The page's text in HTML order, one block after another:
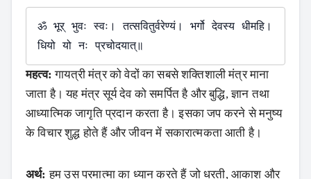
ॐ भूर् भुवः स्वः। तत्सवितुर्वरेण्यं। भर्गो देवस्य धीमहि।
महत्व: गायत्री मंत्र को वेदों का सबसे शक्तिशाली मंत्र माना
जाता है। यह मंत्र सूर्य देव को समर्पित है और बुद्धि, ज्ञान तथा
आध्यात्मिक जागृति प्रदान करता है। इसका जप करने से मनुष्य
के विचार शुद्ध होते हैं और जीवन में सकारात्मकता आती है।
अर्थ: हम उस परमात्मा का ध्यान करते हैं जो धरती, आकाश और